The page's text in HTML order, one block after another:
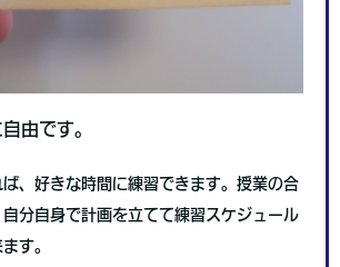
由です。
、好きな時間に練習できます。授業の合
分自身で計画を立てて練習スケジュール
す。